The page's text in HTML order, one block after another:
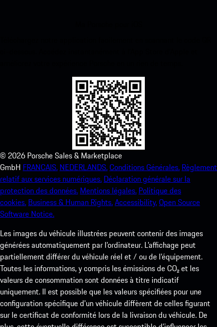
© 2026 Porsche Sales & Marketplace
GmbH FRANCAIS. NEDERLANDS.Conditions Générales. Règlement
relatif aux services numériques. Déclaration générale sur la
protection des données. Mentions légales. Politique des
cookies. Business & Human Rights.Accessibility.Open Source
Software Notice.
Les images du véhicule illustrées peuvent contenir des images
générées automatiquement par l’ordinateur. L’affichage peut
partiellement différer du véhicule réel et / ou de l’équipement.
Toutes les informations, y compris les émissions de CO₂ et les
valeurs de consommation sont données à titre indicatif
uniquement. Il est possible que les valeurs spécifiées pour une
configuration spécifique d'un véhicule diffèrent de celles figurant
sur le certificat de conformité lors de la livraison du véhicule. De